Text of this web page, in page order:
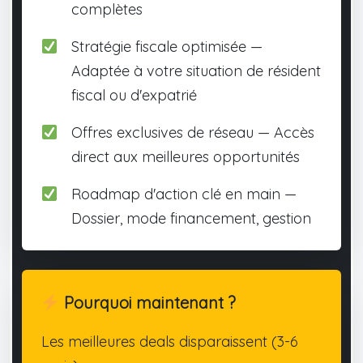
complètes
Stratégie fiscale optimisée —
Adaptée à votre situation de résident
fiscal ou d'expatrié
Offres exclusives de réseau — Accès
direct aux meilleures opportunités
Roadmap d'action clé en main —
Dossier, mode financement, gestion
Pourquoi maintenant ?
Les meilleures deals disparaissent (3-6